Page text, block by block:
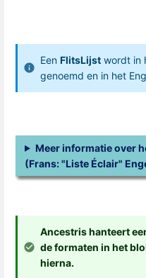
Een FlitsLijst wordt in
genoemd en in het
Meer informatie over
(Frans: "Liste Éclair"
Ancestris hanteert
de formaten in het
hierna.